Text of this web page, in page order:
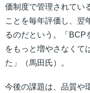
価制度で管理されてい
ことを毎年評価し、翌
るのだという。「BCP
をもっと増やさなくて
た」（馬田氏）。
今後の課題は、品質や